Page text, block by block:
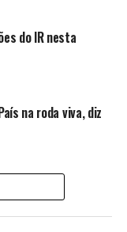
do IR nesta
na roda viva, diz